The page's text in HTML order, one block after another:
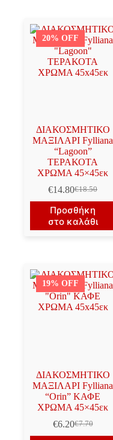
20% OFF
ΔΙΑΚΟΣΜΗΤΙΚΟ
ΜΑΞΙΛΑΡΙ Fylliana
“Lagoon”
ΤΕΡΑΚΟΤΑ
ΧΡΩΜΑ 45×45εκ
€18.50
Original
price
was:
€18.50.
€14.80Η
τρέχουσα
τιμή
είναι:
Προσθήκη
στο καλάθι
19% OFF
ΔΙΑΚΟΣΜΗΤΙΚΟ
ΜΑΞΙΛΑΡΙ Fylliana
“Orin” ΚΑΦΕ
ΧΡΩΜΑ 45×45εκ
€7.70
Original
€6.20Η